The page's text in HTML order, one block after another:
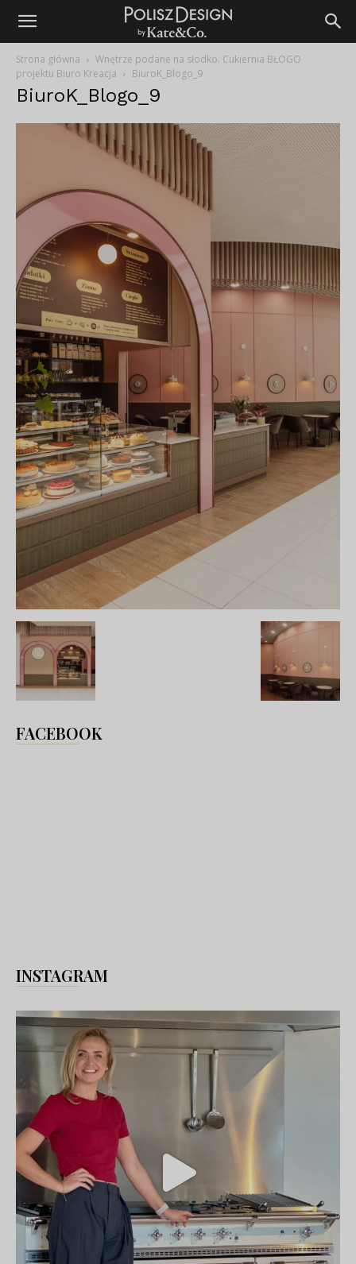
Strona główna
Wnętrze podane na słodko. Cukiernia BŁOGO
projektu Biuro Kreacja
BiuroK_Blogo_9
BiuroK_Blogo_9
FACEBOOK
INSTAGRAM